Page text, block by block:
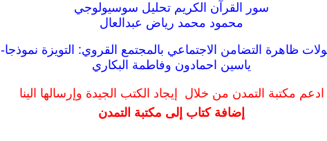
سور القرآن الكريم تحليل سوسيولوجي
محمود محمد رياض عبدالعال
ظاهرة التضامن الاجتماعي بالمجتمع القروي: التويزة نموذجا-
ياسين احمادون وفاطمة البكاري
ادعم مكتبة التمدن من خلال إيجاد الكتب الجيدة وإرسالها الينا
إضافة كتاب إلى مكتبة التمدن